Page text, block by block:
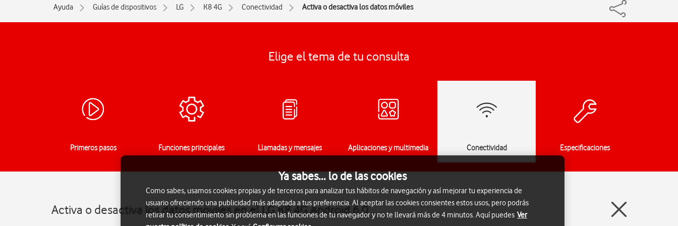
Ayuda Guías de dispositivos LG K8 4G Conectividad Activa o desactiva los datos móviles
Elige el tema de tu consulta
Primeros pasos Funciones principales Llamadas y mensajes Aplicaciones y multimedia Conectividad Especificaciones
Activa o desactiva los datos móviles en el LG K8 4G Android 6.0
Ya sabes... lo de las cookies
Como sabes, usamos cookies propias y de terceros para analizar tus hábitos de navegación y así mejorar tu experiencia de
usuario ofreciendo una publicidad más adaptada a tus preferencia. Al aceptar las cookies consientes estos usos, pero podrás
retirar tu consentimiento sin problema en las funciones de tu navegador y no te llevará más de 4 minutos. Aquí puedes Ver